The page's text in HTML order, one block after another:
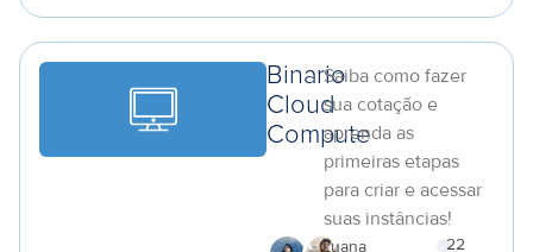
Binario
Cloud
Compute
Saiba como fazer
sua cotação e
aprenda as
primeiras etapas
para criar e acessar
suas instâncias!
Luana
22